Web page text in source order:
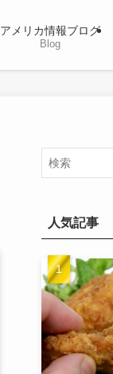
アメリカ情報ブログ
Blog
人気記事